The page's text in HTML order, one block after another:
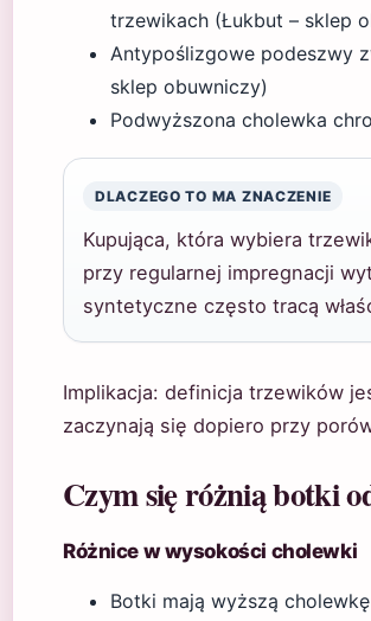
trzewikach (Łukbut – sklep
Antypoślizgowe podeszwy
sklep obuwniczy)
Podwyższona cholewka
DLACZEGO TO MA ZNACZENIE
Kupująca, która wybiera
przy regularnej impregnacji
syntetyczne często tracą
Implikacja: definicja trzewików
zaczynają się dopiero przy
Czym się różnią botki
Różnice w wysokości cholewki
Botki mają wyższą